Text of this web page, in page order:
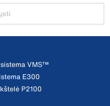
sistema VMS™
E300
P2100